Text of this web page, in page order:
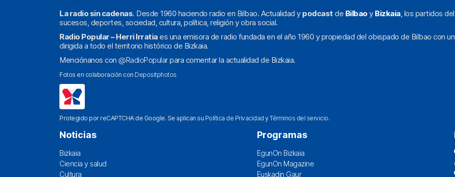
La radio sin cadenas. Desde 1960 haciendo radio en Bilbao. Actualidad y podcast de Bilbao y Bizkaia, los partidos
sucesos, deportes, sociedad, cultura, política, religión y obra social.
Radio Popular – Herri Irratiaes una emisora de radio fundada en el año 1960 y propiedad del obispado de Bilbao con
dirigida a todo el territorio histórico de Bizkaia.
Menciónanos con @RadioPopularpara comentar la actualidad de Bizkaia.
Fotos en colaboración con Depositphotos
Protegido por reCAPTCHA de Google. Se aplican su Política de Privacidad yTérminos del servicio.
Noticias
Bizkaia
Ciencia y salud
Cultura
Programas
EgunOn Bizkaia
EgunOn Magazine
Euskadin Gaur